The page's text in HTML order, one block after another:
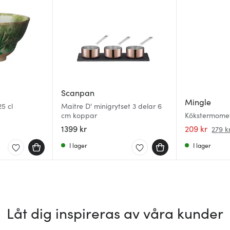
cl
Scanpan
Maitre D' minigrytset 3 delar 6
cm koppar
1399 kr
I lager
Mingle
209 kr 279
I lager
Låt dig inspireras av våra kunder